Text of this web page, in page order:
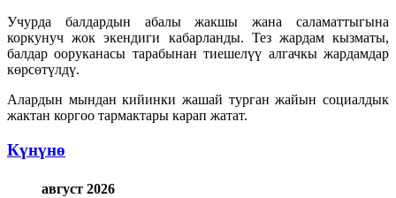
Учурда балдардын абалы жакшы жана саламаттыгына
коркунуч жок экендиги кабарланды. Тез жардам кызматы,
балдар ооруканасы тарабынан тиешелүү алгачкы жардамдар
көрсөтүлдү.
Алардын мындан кийинки жашай турган жайын социалдык
жактан коргоо тармактары карап жатат.
Күнүнө
август 2026